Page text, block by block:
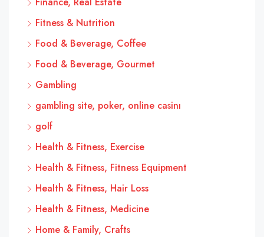
Fitness & Nutrition
Food & Beverage, Coffee
Food & Beverage, Gourmet
Gambling
gambling site, poker, online casinı
golf
Health & Fitness, Exercise
Health & Fitness, Fitness Equipment
Health & Fitness, Hair Loss
Health & Fitness, Medicine
Home & Family, Crafts